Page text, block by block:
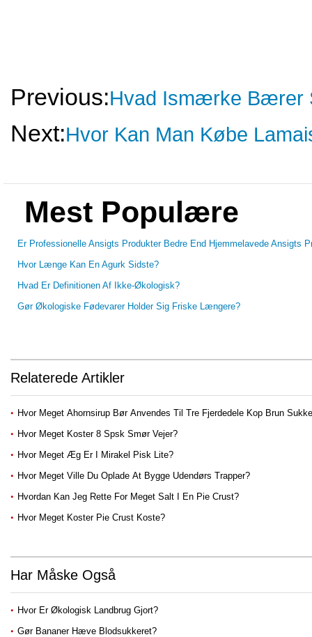
Previous:Hvad Ismærke Bærer
Next:Hvor Kan Man Købe
Mest Populære
Er Professionelle Ansigts Produkter Bedre End Hjemmelavede Ansigts
Hvor Længe Kan En Agurk Sidste?
Hvad Er Definitionen Af ​​ikke-Økologisk?
Gør Økologiske Fødevarer Holder Sig Friske Længere?
Relaterede Artikler
Hvor Meget Ahornsirup Bør Anvendes Til Tre Fjerdedele Kop Brun
Hvor Meget Koster 8 Spsk Smør Vejer?
Hvor Meget Æg Er I Mirakel Pisk Lite?
Hvor Meget Ville Du Oplade At Bygge Udendørs Trapper?
Hvordan Kan Jeg Rette For Meget Salt I En Pie Crust?
Hvor Meget Koster Pie Crust Koste?
Har Måske Også
Hvor Er Økologisk Landbrug Gjort?
Gør Bananer Hæve Blodsukkeret?